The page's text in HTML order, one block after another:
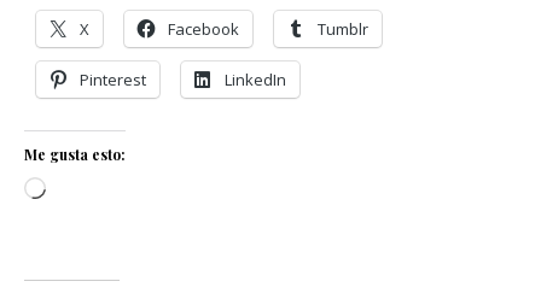
X Facebook Tumblr
Pinterest LinkedIn
Me gusta esto:
Cargando...